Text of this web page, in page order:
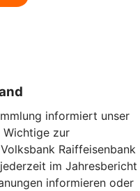
informiert unser
Wichtige zur
Raiffeisenbank
im Jahresbericht
informieren oder